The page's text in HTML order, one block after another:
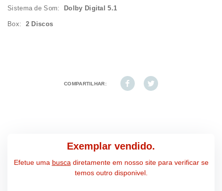
Sistema de Som: Dolby Digital 5.1
Box: 2 Discos
COMPARTILHAR:
Exemplar vendido.
Efetue uma busca diretamente em nosso site para verificar se
temos outro disponivel.